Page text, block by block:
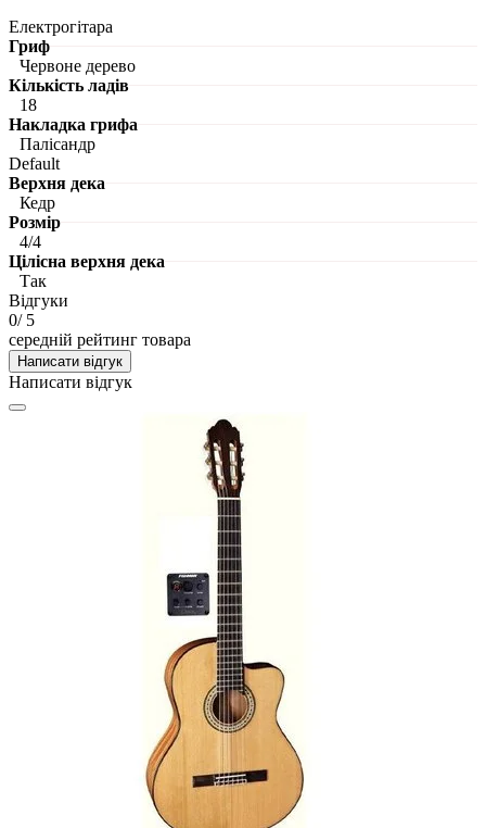
Електрогітара
Гриф
Червоне дерево
Кількість ладів
18
Накладка грифа
Палісандр
Default
Верхня дека
Кедр
Розмір
4/4
Цілісна верхня дека
Так
Відгуки
0/ 5
середній рейтинг товара
Написати відгук
Написати відгук